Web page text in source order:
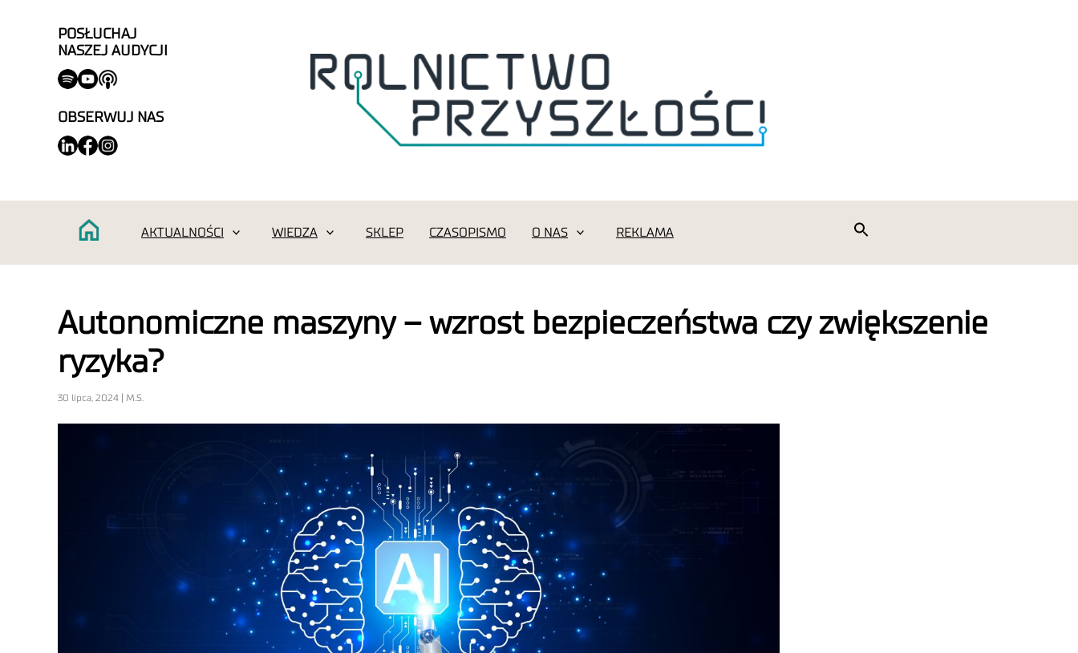
POSŁUCHAJ
NASZEJ AUDYCJI
OBSERWUJ NAS
AKTUALNOŚCI WIEDZA SKLEP CZASOPISMO O NAS REKLAMA
Autonomiczne maszyny – wzrost bezpieczeństwa czy zwiększenie
ryzyka?
30 lipca, 2024 | M.S.